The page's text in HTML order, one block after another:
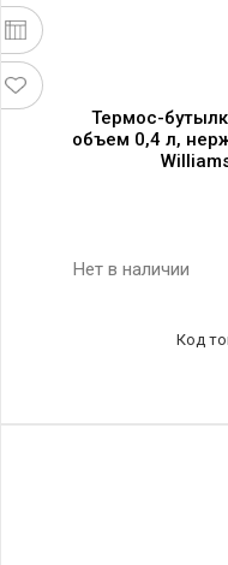
Термос-
объем 0,4 л,
Нет в наличии